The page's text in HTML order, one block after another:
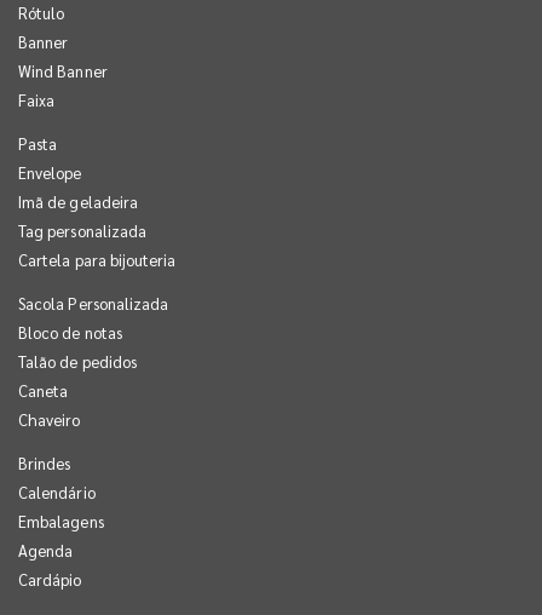
Rótulo
Banner
Wind Banner
Faixa
Pasta
Envelope
Imã de geladeira
Tag personalizada
Cartela para bijouteria
Sacola Personalizada
Bloco de notas
Talão de pedidos
Caneta
Chaveiro
Brindes
Calendário
Embalagens
Agenda
Cardápio